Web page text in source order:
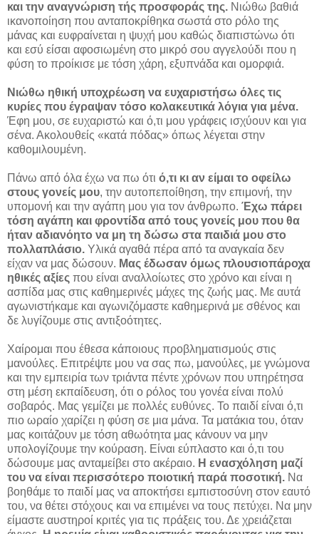
και την αναγνώριση τής προσφοράς της. Νιώθω βαθιά
ικανοποίηση που ανταποκρίθηκα σωστά στο ρόλο της
μάνας και ευφραίνεται η ψυχή μου καθώς διαπιστώνω ότι
και εσύ είσαι αφοσιωμένη στο μικρό σου αγγελούδι που η
φύση το προίκισε με τόση χάρη, εξυπνάδα και ομορφιά.
Νιώθω ηθική υποχρέωση να ευχαριστήσω όλες τις
κυρίες που έγραψαν τόσο κολακευτικά λόγια για μένα.
Έφη μου, σε ευχαριστώ και ό,τι μου γράφεις ισχύουν και για
σένα. Ακολουθείς «κατά πόδας» όπως λέγεται στην
καθομιλουμένη.
Πάνω από όλα έχω να πω ότι ό,τι κι αν είμαι το οφείλω
στους γονείς μου, την αυτοπεποίθηση, την επιμονή, την
υπομονή και την αγάπη μου για τον άνθρωπο. Έχω πάρει
τόση αγάπη και φροντίδα από τους γονείς μου που θα
ήταν αδιανόητο να μη τη δώσω στα παιδιά μου στο
πολλαπλάσιο. Υλικά αγαθά πέρα από τα αναγκαία δεν
είχαν να μας δώσουν. Μας έδωσαν όμως πλουσιοπάροχα
ηθικές αξίες που είναι αναλλοίωτες στο χρόνο και είναι η
ασπίδα μας στις καθημερινές μάχες της ζωής μας. Με αυτά
αγωνιστήκαμε και αγωνιζόμαστε καθημερινά με σθένος και
δε λυγίζουμε στις αντιξοότητες.
Χαίρομαι που έθεσα κάποιους προβληματισμούς στις
μανούλες. Επιτρέψτε μου να σας πω, μανούλες, με γνώμονα
και την εμπειρία των τριάντα πέντε χρόνων που υπηρέτησα
στη μέση εκπαίδευση, ότι ο ρόλος του γονέα είναι πολύ
σοβαρός. Μας γεμίζει με πολλές ευθύνες. Το παιδί είναι ό,τι
πιο ωραίο χαρίζει η φύση σε μια μάνα. Τα ματάκια του, όταν
μας κοιτάζουν με τόση αθωότητα μας κάνουν να μην
υπολογίζουμε την κούραση. Είναι εύπλαστο και ό,τι του
δώσουμε μας ανταμείβει στο ακέραιο. Η ενασχόληση μαζί
του να είναι περισσότερο ποιοτική παρά ποσοτική. Να
βοηθάμε το παιδί μας να αποκτήσει εμπιστοσύνη στον εαυτό
του, να θέτει στόχους και να επιμένει να τους πετύχει. Να μην
είμαστε αυστηροί κριτές για τις πράξεις του. Δε χρειάζεται